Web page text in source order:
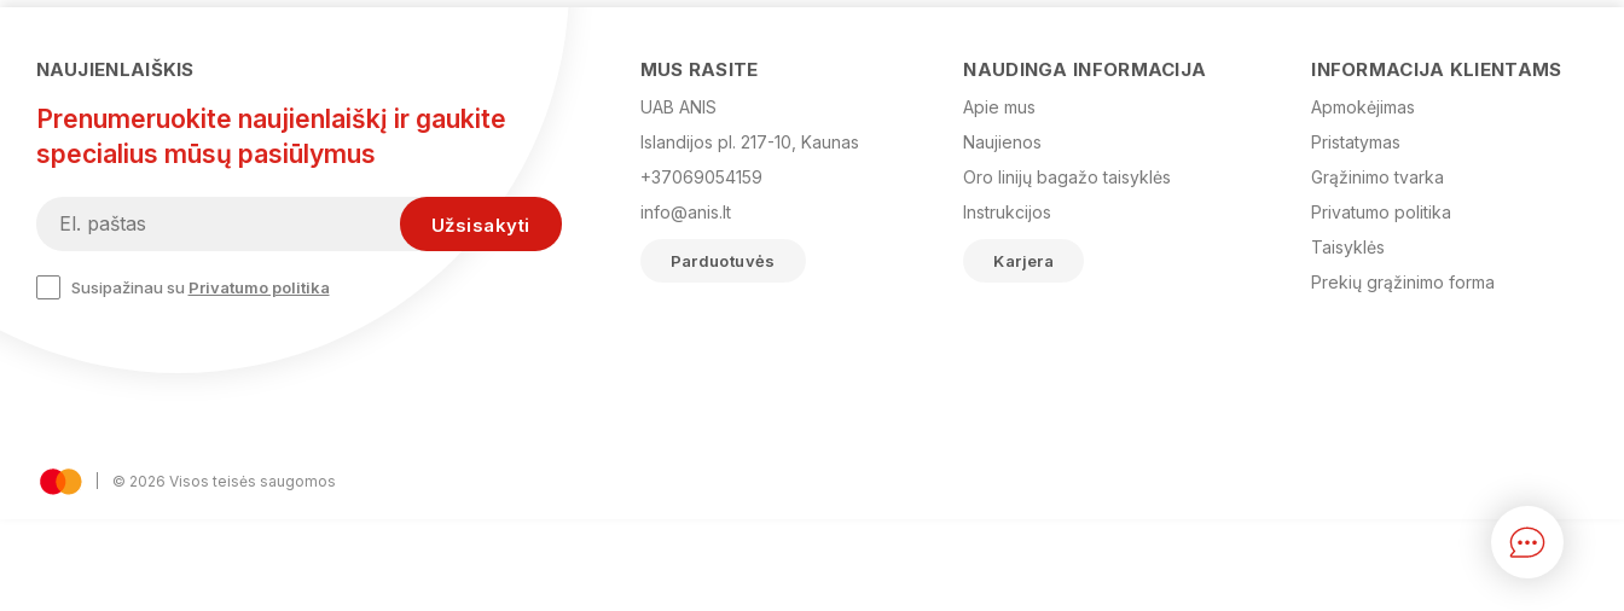
NAUJIENLAIŠKIS
Prenumeruokite naujienlaiškį ir gaukite
specialius mūsų pasiūlymus
Susipažinau su Privatumo politika
MUS RASITE
UAB ANIS
Islandijos pl. 217-10, Kaunas
+37069054159
info@anis.lt
Parduotuvės
NAUDINGA INFORMACIJA
Apie mus
Naujienos
Oro linijų bagažo taisyklės
Instrukcijos
Karjera
INFORMACIJA KLIENTAMS
Apmokėjimas
Pristatymas
Grąžinimo tvarka
Privatumo politika
Taisyklės
Prekių grąžinimo forma
© 2026 Visos teisės saugomos